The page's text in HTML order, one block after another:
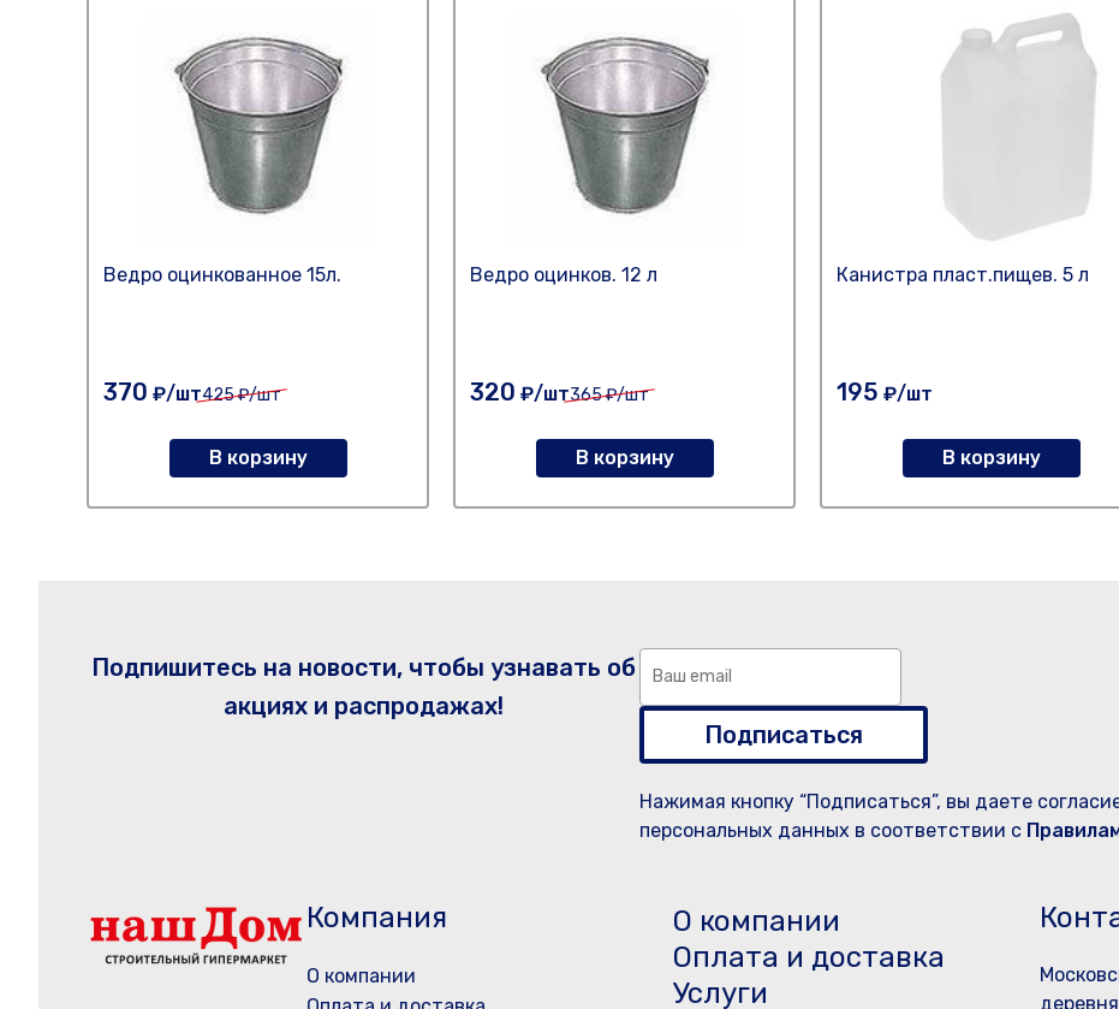
Ведро оцинкованное 15л.
370 ₽/шт425₽/шт
В корзину
Ведро оцинков. 12 л
320 ₽/шт365₽/шт
В корзину
Канистра пласт.пищев. 5 л
195 ₽/шт
В корзину
Подпишитесь на новости, чтобы узнавать об
акциях и распродажах!
Подписаться
Нажимая кнопку “Подписаться”, вы даете
персональных данных в соответствии с
Компания
О компании
О компании
Оплата и доставка
Услуги